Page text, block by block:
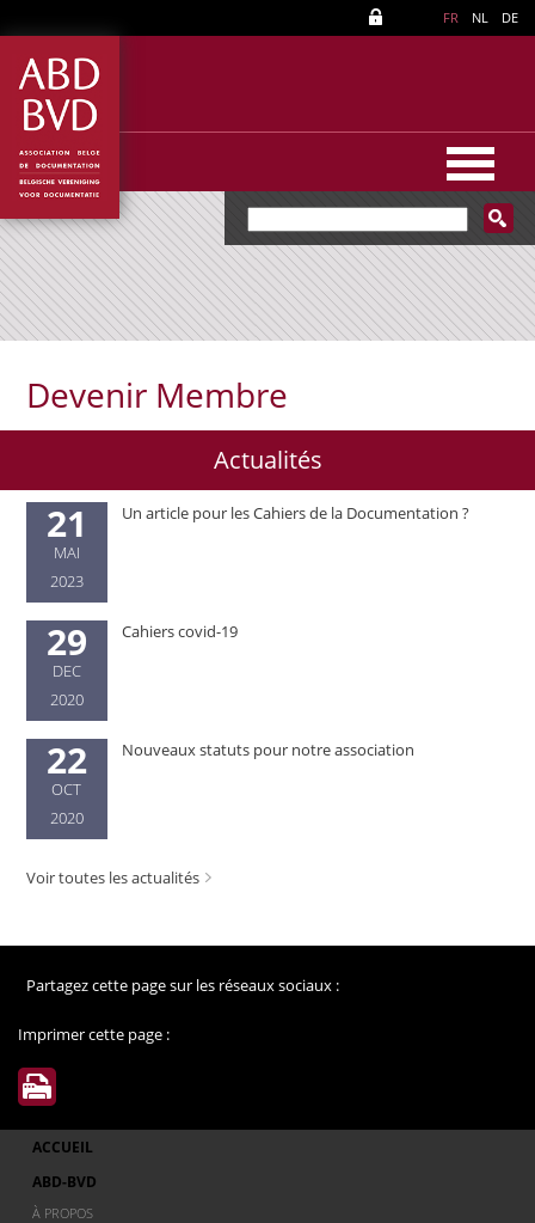
FR NL DE
Devenir Membre
Actualités
21
MAI
2023
Un article pour les Cahiers de la Documentation ?
29
DEC
2020
Cahiers covid-19
22
OCT
2020
Nouveaux statuts pour notre association
Voir toutes les actualités
Partagez cette page sur les réseaux sociaux :
Imprimer cette page :
ACCUEIL
ABD-BVD
À PROPOS